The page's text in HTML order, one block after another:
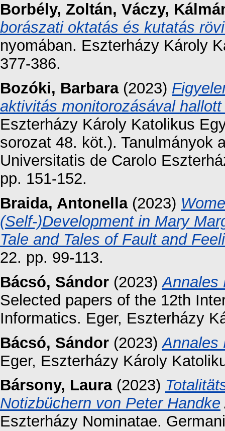
Borbély, Zoltán, Váczy,
borászati oktatás és kutatás
nyomában. Eszterházy Károly
377-386.
Bozóki, Barbara(2023)
aktivitás monitorozásával
Eszterházy Károly Katolikus
sorozat 48. köt.). Tanulmányok
Universitatis de Carolo
pp. 151-152.
Braida, Antonella(2023)
(Self-)Development in Mary
Tale and Tales of Fault and
22. pp. 99-113.
Bácsó, Sándor (2023)Annales
Selected papers of the 12th
Informatics. Eger, Eszterházy
Bácsó, Sándor (2023)Annales
Eger, Eszterházy Károly
Bársony, Laura(2023)
Notizbüchern von Peter Handke
Eszterházy Nominatae.